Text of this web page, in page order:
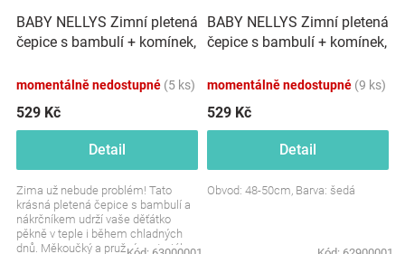
BABY NELLYS Zimní pletená
čepice s bambulí + komínek,
momentálně nedostupné (5 ks)
529 Kč
Detail
Zima už nebude problém! Tato
krásná pletená čepice s bambulí a
nákrčníkem udrží vaše děťátko
pěkně v teple i během chladných
dnů. Měkoučký a pružný materiál se
BABY NELLYS Zimní pletená
čepice s bambulí + komínek,
momentálně nedostupné (9 ks)
529 Kč
Detail
Obvod: 48-50cm, Barva: šedá